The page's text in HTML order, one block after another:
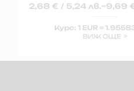
2,68 € / 5,24 лв.–9,69
Курс: 1 EUR =
ВИЖ ОЩЕ